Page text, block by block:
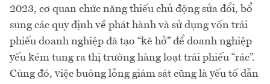
2023, cơ quan chức năng thiếu chủ động sửa đổi, bổ
sung các quy định về phát hành và sử dụng vốn trái
phiếu doanh nghiệp đã tạo “kẽ hở” để doanh nghiệp
yếu kém tung ra thị trường hàng loạt trái phiếu “rác”.
Cùng đó, việc buông lỏng giám sát cũng là yếu tố dẫn